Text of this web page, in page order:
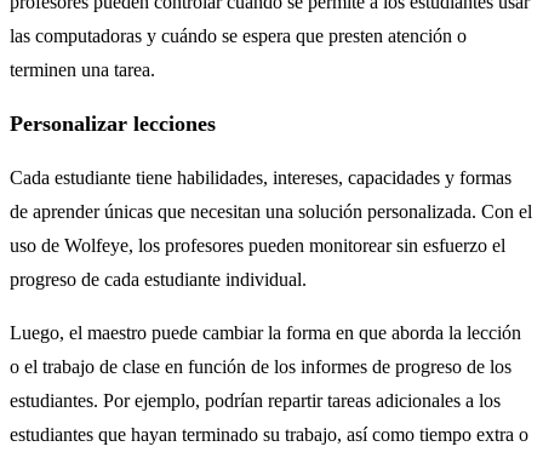
las computadoras y cuándo se espera que presten atención o
terminen una tarea.
Personalizar lecciones
Cada estudiante tiene habilidades, intereses, capacidades y formas
de aprender únicas que necesitan una solución personalizada. Con el
uso de Wolfeye, los profesores pueden monitorear sin esfuerzo el
progreso de cada estudiante individual.
Luego, el maestro puede cambiar la forma en que aborda la lección
o el trabajo de clase en función de los informes de progreso de los
estudiantes. Por ejemplo, podrían repartir tareas adicionales a los
estudiantes que hayan terminado su trabajo, así como tiempo extra o